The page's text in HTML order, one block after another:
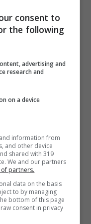
lista dei film
Thunder”
appassionati,
diverso
ha costruito
non ha
per quella
consent to
the following
advertising and
research and
on a device
information from
and other device
shared with 319
We and our partners
of partners.
data on the basis
to by managing
bottom of this page
consent in privacy